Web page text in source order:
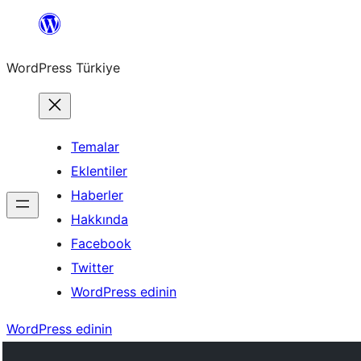
İçeriğe
WordPress Türkiye
Temalar
Eklentiler
Haberler
Hakkında
Facebook
Twitter
WordPress edinin
WordPress edinin